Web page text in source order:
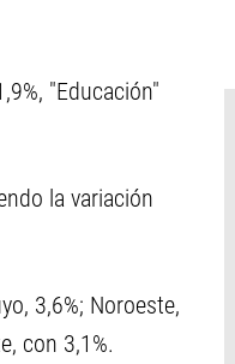
"Educación"
la variación
3,6%; Noroeste,
con 3,1%.